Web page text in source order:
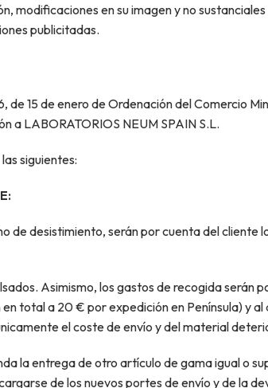
modificaciones en su imagen y no
publicitadas.
15 de enero de Ordenación del Comercio
a LABORATORIOS NEUM SPAIN S.L.
siguientes:
de desistimiento, serán por cuenta del
Asimismo, los gastos de recogida
total a 20 € por expedición en Península) y
el coste de envío y del material
la entrega de otro artículo de gama igual o
de los nuevos portes de envío y de la